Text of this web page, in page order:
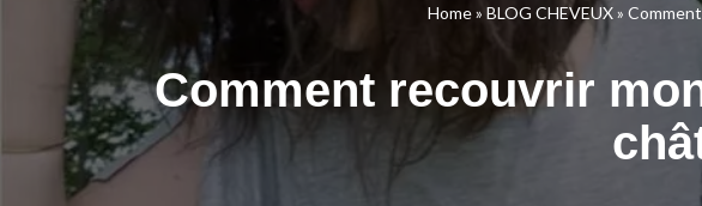
Home» BLOG CHEVEUX»
Comment recouvrir